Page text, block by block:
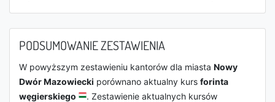
PODSUMOWANIE ZESTAWIENIA
W powyższym zestawieniu kantorów dla miasta Nowy
Dwór Mazowiecki porównano aktualny kurs forinta
węgierskiego
. Zestawienie aktualnych kursów